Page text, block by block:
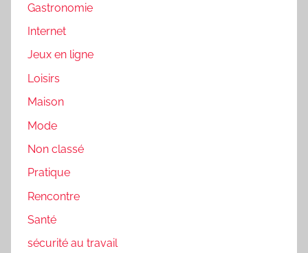
Gastronomie
Internet
Jeux en ligne
Loisirs
Maison
Mode
Non classé
Pratique
Rencontre
Santé
sécurité au travail